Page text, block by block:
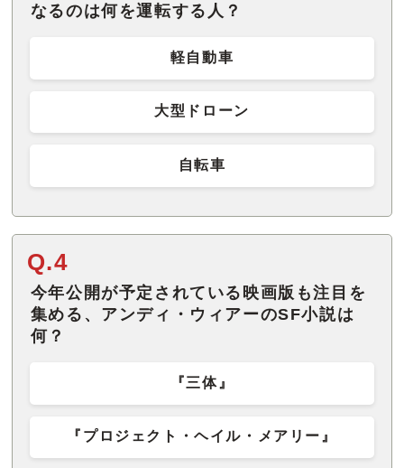
なるのは何を運転する人？
軽自動車
大型ドローン
自転車
Q.4
今年公開が予定されている映画版も注目を
集める、アンディ・ウィアーのSF小説は
何？
『三体』
『プロジェクト・ヘイル・メアリー』